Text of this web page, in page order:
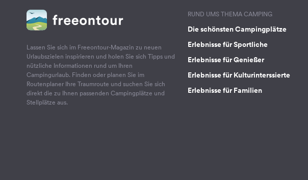
Lassen Sie sich im Freeontour-Magazin zu neuen
Urlaubszielen inspirieren und holen Sie sich Tipps und
nützliche Informationen rund um Ihren
Campingurlaub. Finden oder planen Sie im
Routenplaner Ihre Traumroute und suchen Sie sich
direkt die zu Ihnen passenden Campingplätze und
Stellplätze aus.
RUND UMS THEMA CAMPING
Die schönsten Campingplätze
Erlebnisse für Sportliche
Erlebnisse für Genießer
Erlebnisse für Kulturinterssierte
Erlebnisse für Familien